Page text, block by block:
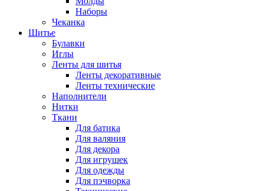
Наборы
Чеканка
Шитье
Булавки
Иглы
Ленты для шитья
Ленты декоративные
Ленты технические
Наполнители
Нитки
Ткани
Для батика
Для валяния
Для декора
Для игрушек
Для одежды
Для пэчворка